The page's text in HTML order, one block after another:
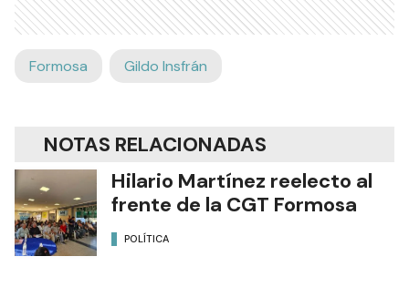
NOTAS RELACIONADAS
Hilario Martínez reelecto al
frente de la CGT Formosa